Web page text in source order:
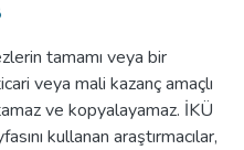
tamamı veya bir
veya mali kazanç amaçlı
ve kopyalayamaz. İKÜ
kullanan araştırmacılar,